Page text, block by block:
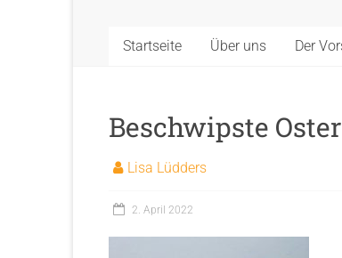
Frauen
starke
Gesellschaft
Startseite Über uns Der
Beschwipste
Lisa Lüdders
2. April 2022